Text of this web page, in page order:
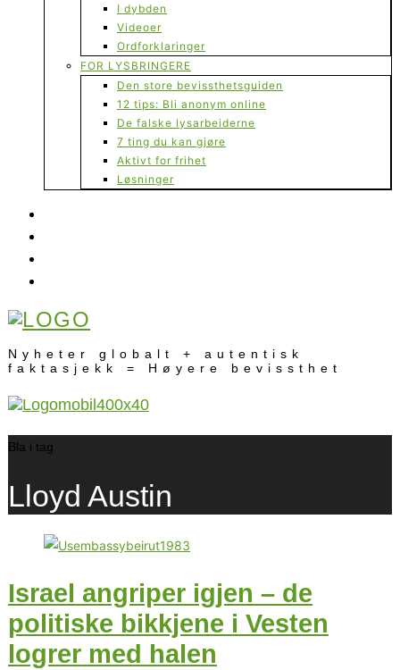
I dybden
Videoer
Ordforklaringer
FOR LYSBRINGERE
Den store bevissthetsguiden
12 tips: Bli anonym online
De falske lysarbeiderne
7 ting du kan gjøre
Aktivt for frihet
Løsninger
Nyheter globalt + autentisk
faktasjekk = Høyere bevissthet
Bla i tag
Lloyd Austin
Israel angriper igjen – de
politiske bikkjene i Vesten
logrer med halen